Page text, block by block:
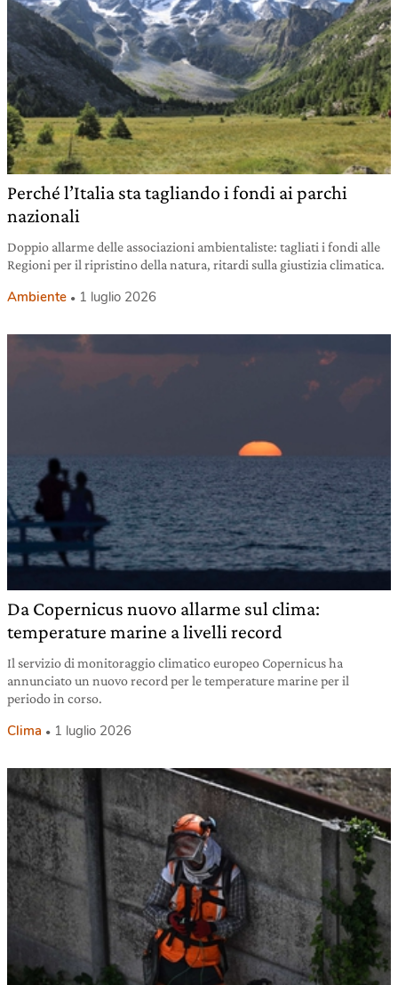
Perché l’Italia sta tagliando i fondi ai parchi
nazionali
Doppio allarme delle associazioni ambientaliste: tagliati i fondi alle
Regioni per il ripristino della natura, ritardi sulla giustizia climatica.
Ambiente 1 luglio 2026
Da Copernicus nuovo allarme sul clima:
temperature marine a livelli record
Il servizio di monitoraggio climatico europeo Copernicus ha
annunciato un nuovo record per le temperature marine per il
periodo in corso.
Clima 1 luglio 2026